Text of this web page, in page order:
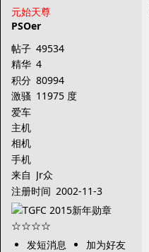
元始天尊
PSOer
帖子 49534
精华 4
积分 80994
激骚 11975 度
爱车
主机
相机
手机
来自 Jr众
注册时间 2002-11-3
发短消息
加为好友